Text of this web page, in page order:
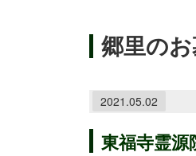
郷里の
2021.05.02
東福寺霊源